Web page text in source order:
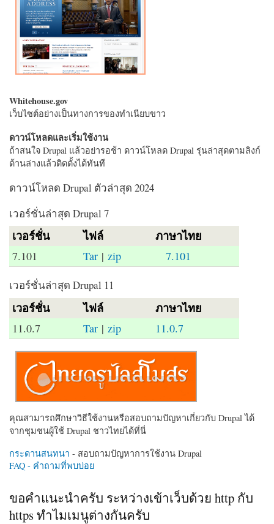
Whitehouse.gov
เว็บไซต์อย่างเป็นทางการของทำเนียบขาว
ดาวน์โหลดและเริ่มใช้งาน
ถ้าสนใจ Drupal แล้วอย่ารอช้า ดาวน์โหลด Drupal รุ่นล่าสุดตามลิงก์
ด้านล่างแล้วติดตั้งได้ทันที
ดาวน์โหลด Drupal ตัวล่าสุด 2024
เวอร์ชั่นล่าสุด Drupal 7
เวอร์ชั่น ไฟล์ ภาษาไทย
7.101 Tar |zip 7.101
เวอร์ชั่นล่าสุด Drupal 11
เวอร์ชั่น ไฟล์ ภาษาไทย
11.0.7 Tar | zip 11.0.7
คุณสามารถศึกษาวิธีใช้งานหรือสอบถามปัญหาเกี่ยวกับ Drupal ได้
จากชุมชนผู้ใช้ Drupal ชาวไทยได้ที่นี่
กระดานสนทนา - สอบถามปัญหาการใช้งาน Drupal
FAQ - คำถามที่พบบ่อย
ขอคำแนะนำครับ ระหว่างเข้าเว็บด้วย http กับ
https ทำไมเมนูต่างกันครับ